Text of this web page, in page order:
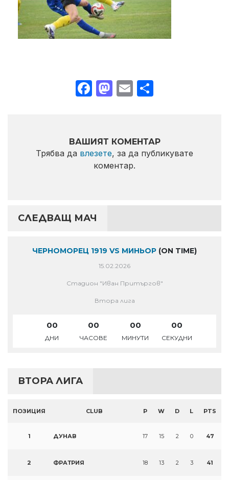
Facebook
Mastodon
Email
ВАШИЯТ КОМЕНТАР
Трябва да влезете, за да публикувате
коментар.
СЛЕДВАЩ МАЧ
ЧЕРНОМОРЕЦ 1919 VS МИНЬОР (ON TIME)
15.02.2026
Стадион "Иван Притъргов"
Втора лига
00
ДНИ
00
ЧАСОВЕ
00
МИНУТИ
00
СЕКУДНИ
ВТОРА ЛИГА
ПОЗИЦИЯ CLUB P W D L PTS
1 ДУНАВ 17 15 2 0 47
2 ФРАТРИЯ 18 13 2 3 41